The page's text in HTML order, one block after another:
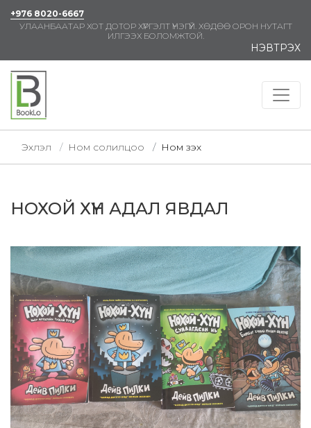
+976 8020-6667
УЛААНБААТАР ХОТ ДОТОР ХҮРГЭЛТ ҮНЭГҮЙ. ХӨДӨӨ ОРОН НУТАГТ
ИЛГЭЭХ БОЛОМЖТОЙ.
НЭВТРЭХ
Эхлэл Ном солилцоо Ном үзэх
НОХОЙ ХҮН АДАЛ ЯВДАЛ